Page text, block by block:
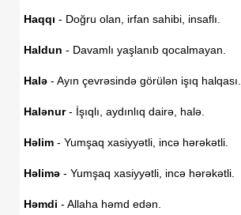
Haqqı - Doğru olan, irfan sahibi, insaflı.
Haldun - Davamlı yaşlanıb qocalmayan.
Halə - Ayın çevrəsində görülən işıq halqası.
Halənur- İşıqlı, aydınlıq dairə, halə.
Həlim - Yumşaq xasiyyətli, incə hərəkətli.
Həlimə - Yumşaq xasiyyətli, incə hərəkətli.
Həmdi - Allaha həmd edən.